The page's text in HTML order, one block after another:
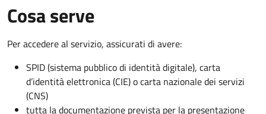
Cosa serve
Per accedere al servizio, assicurati di avere:
SPID (sistema pubblico di identità digitale), carta
d’identità elettronica (CIE) o carta nazionale dei servizi
(CNS)
tutta la documentazione prevista per la presentazione